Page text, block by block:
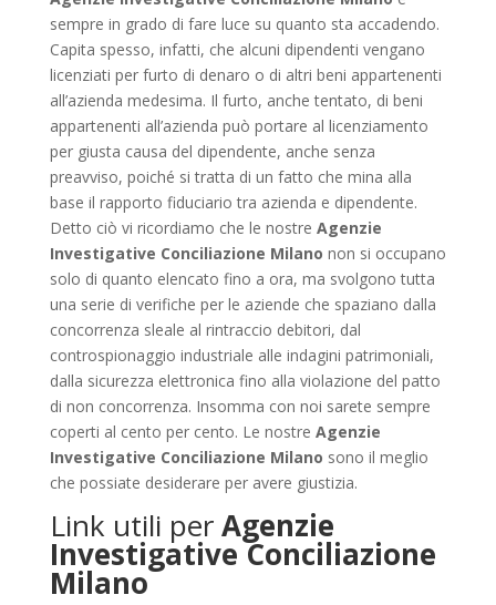
sempre in grado di fare luce su quanto sta accadendo.
Capita spesso, infatti, che alcuni dipendenti vengano
licenziati per furto di denaro o di altri beni appartenenti
all’azienda medesima. Il furto, anche tentato, di beni
appartenenti all’azienda può portare al licenziamento
per giusta causa del dipendente, anche senza
preavviso, poiché si tratta di un fatto che mina alla
base il rapporto fiduciario tra azienda e dipendente.
Detto ciò vi ricordiamo che le nostre Agenzie
Investigative Conciliazione Milano non si occupano
solo di quanto elencato fino a ora, ma svolgono tutta
una serie di verifiche per le aziende che spaziano dalla
concorrenza sleale al rintraccio debitori, dal
controspionaggio industriale alle indagini patrimoniali,
dalla sicurezza elettronica fino alla violazione del patto
di non concorrenza. Insomma con noi sarete sempre
coperti al cento per cento. Le nostre Agenzie
Investigative Conciliazione Milano sono il meglio
che possiate desiderare per avere giustizia.
Link utili perAgenzie
Investigative Conciliazione
Milano